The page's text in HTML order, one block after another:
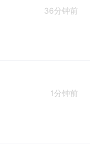
36分钟前
1分钟前